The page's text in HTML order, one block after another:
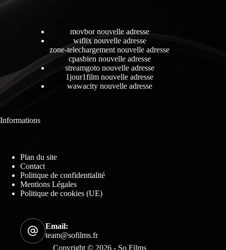
movbor nouvelle adresse
wiflix nouvelle adresse
zone-telechargement nouvelle adresse
cpasbien nouvelle adresse
streamgoto nouvelle adresse
1jour1film nouvelle adresse
wawacity nouvelle adresse
Informations
Plan du site
Contact
Politique de confidentialité
Mentions Légales
Politique de cookies (UE)
Email:
team@sofilms.fr
Copyright © 2026 - So Films